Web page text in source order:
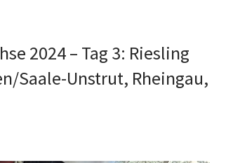
2024 – Tag 3: Riesling
Saale-Unstrut, Rheingau,